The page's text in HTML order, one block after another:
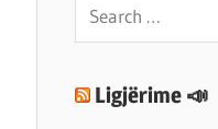
Ligjërime 📣